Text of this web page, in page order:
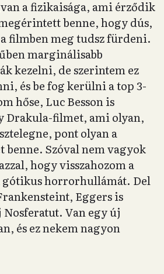
a fizikaisága, ami érződik
benne, hogy dús,
filmben meg tudsz fürdeni.
marginálisabb
kezelni, de szerintem ez
és be fog kerülni a top 3-
hőse, Luc Besson is
Drakula-filmet, ami olyan,
pont olyan a
benne. Szóval nem vagyok
hogy visszahozom a
gótikus horrorhullámát. Del
Eggers is
Van egy új
és ez nekem nagyon